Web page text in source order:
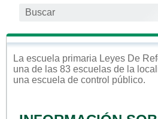
La escuela primaria Leyes De
una de las 83 escuelas de la
una escuela de control público.